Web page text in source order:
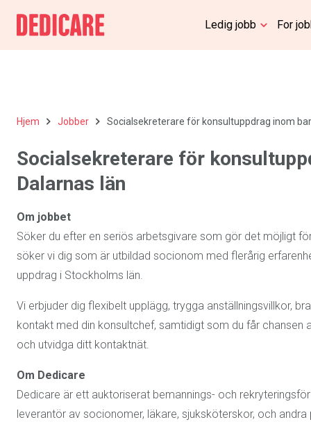
Ledig jobb For
Hjem Jobber Socialsekreterare för konsultuppdrag inom
Socialsekreterare för
Dalarnas län
Om jobbet
Söker du efter en seriös arbetsgivare som gör det möjligt
söker vi dig som är utbildad socionom med flerårig
uppdrag i Stockholms län.
Vi erbjuder dig flexibelt upplägg, trygga anställningsvillkor,
kontakt med din konsultchef, samtidigt som du får chansen
och utvidga ditt kontaktnät.
Om Dedicare
Dedicare är ett auktoriserat bemannings- och
leverantör av socionomer, läkare, sjuksköterskor, och